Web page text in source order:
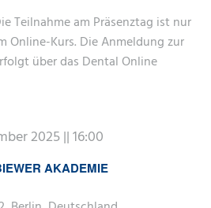
Teilnahme am Präsenztag ist nur
Online-Kurs. Die Anmeldung zur
über das Dental Online
AKADEMIE
2025 || 16:00